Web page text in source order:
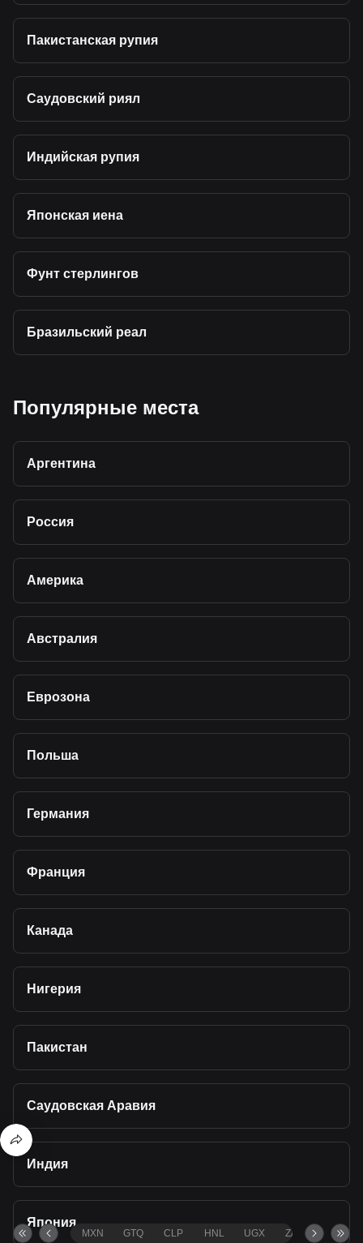
Пакистанская рупия
Саудовский риял
Индийская рупия
Японская иена
Фунт стерлингов
Бразильский реал
Популярные места
Аргентина
Россия
Америка
Австралия
Еврозона
Польша
Германия
Франция
Канада
Нигерия
Пакистан
Саудовская Аравия
Индия
Япония
MXN GTQ CLP HNL UGX ZAR TND